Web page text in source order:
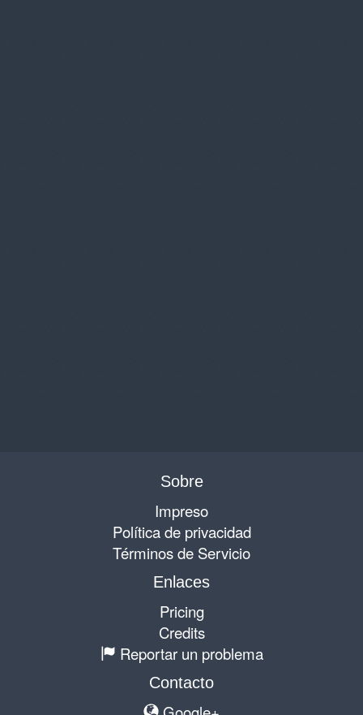
Sobre
Impreso
Política de privacidad
Términos de Servicio
Enlaces
Pricing
Credits
Reportar un problema
Contacto